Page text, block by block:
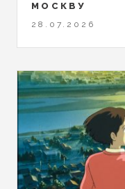
МОСКВУ
28.07.2026